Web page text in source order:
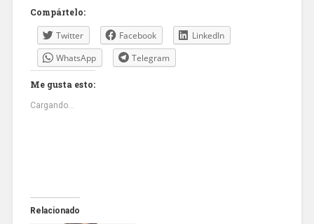
Compártelo:
Twitter Facebook
LinkedIn
WhatsApp
Telegram
Me gusta esto:
Cargando...
Relacionado